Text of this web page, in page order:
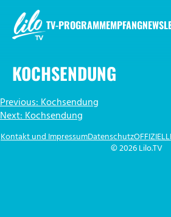
Inhalt
springen
TV-PROGRAMMEMPFANG
KOCHSENDUNG
BEITRAGSNAVIGATION
Previous:Kochsendung
Next:Kochsendung
© 2026 Lilo.TV
Kontakt und ImpressumDatenschutz